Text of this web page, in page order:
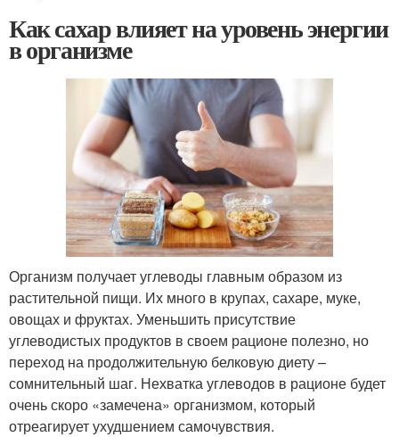
Как сахар влияет на уровень энергии
в организме
Организм получает углеводы главным образом из
растительной пищи. Их много в крупах, сахаре, муке,
овощах и фруктах. Уменьшить присутствие
углеводистых продуктов в своем рационе полезно, но
переход на продолжительную белковую диету –
сомнительный шаг. Нехватка углеводов в рационе будет
очень скоро «замечена» организмом, который
отреагирует ухудшением самочувствия.